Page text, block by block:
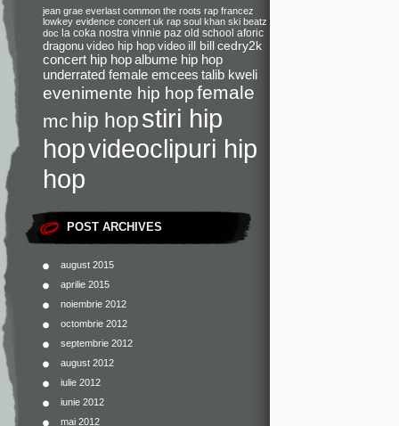
jean grae everlast common the roots rap francez
lowkey evidence concert uk rap soul khan ski beatz
doc la coka nostra vinnie paz old school aforic
dragonu video hip hop video ill bill cedry2k
concert hip hopalbume hip hop
underrated female emcees talib kweli
evenimente hip hopfemale
mc hip hopstiri hip
hopvideoclipuri hip
hop
POST ARCHIVES
august 2015
aprilie 2015
noiembrie 2012
octombrie 2012
septembrie 2012
august 2012
iulie 2012
iunie 2012
mai 2012